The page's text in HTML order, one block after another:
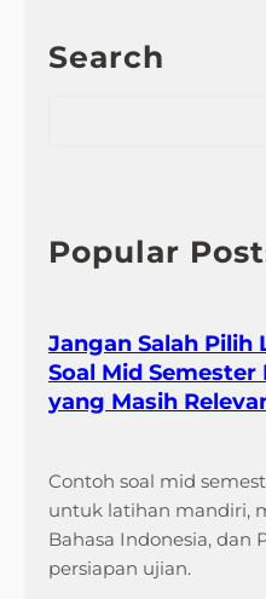
Search
h
Popular
Jangan Salah Pilih
Soal Mid Semester
yang Masih
Contoh soal mid
untuk latihan mandiri,
Bahasa Indonesia, dan
persiapan ujian.